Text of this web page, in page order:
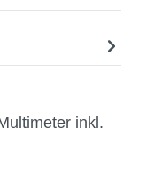
inkl.